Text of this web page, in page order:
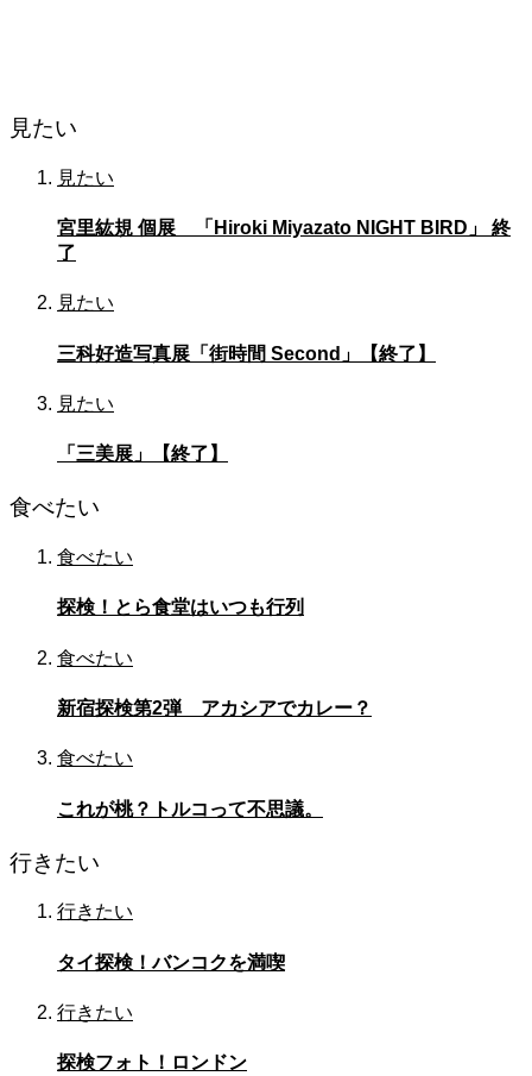
見たい
見たい
宮里紘規 個展 「Hiroki Miyazato NIGHT BIRD」 終
了
見たい
三科好造写真展「街時間 Second」【終了】
見たい
「三美展」【終了】
食べたい
食べたい
探検！とら食堂はいつも行列
食べたい
新宿探検第2弾 アカシアでカレー？
食べたい
これが桃？トルコって不思議。
行きたい
行きたい
タイ探検！バンコクを満喫
行きたい
探検フォト！ロンドン